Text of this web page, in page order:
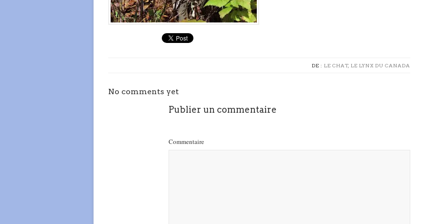
DE : LE CHAT, LE LYNX DU CANADA
No comments yet
Publier un commentaire
Commentaire